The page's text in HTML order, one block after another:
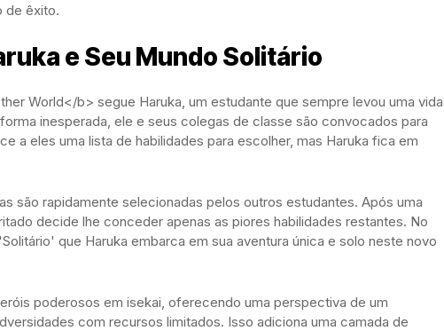
de êxito.
e Seu Mundo Solitário
World</b> segue Haruka, um estudante que sempre levou uma vida
inesperada, ele e seus colegas de classe são convocados para
a eles uma lista de habilidades para escolher, mas Haruka fica em
são rapidamente selecionadas pelos outros estudantes. Após uma
decide lhe conceder apenas as piores habilidades restantes. No
que Haruka embarca em sua aventura única e solo neste novo
poderosos em isekai, oferecendo uma perspectiva de um
com recursos limitados. Isso adiciona uma camada de